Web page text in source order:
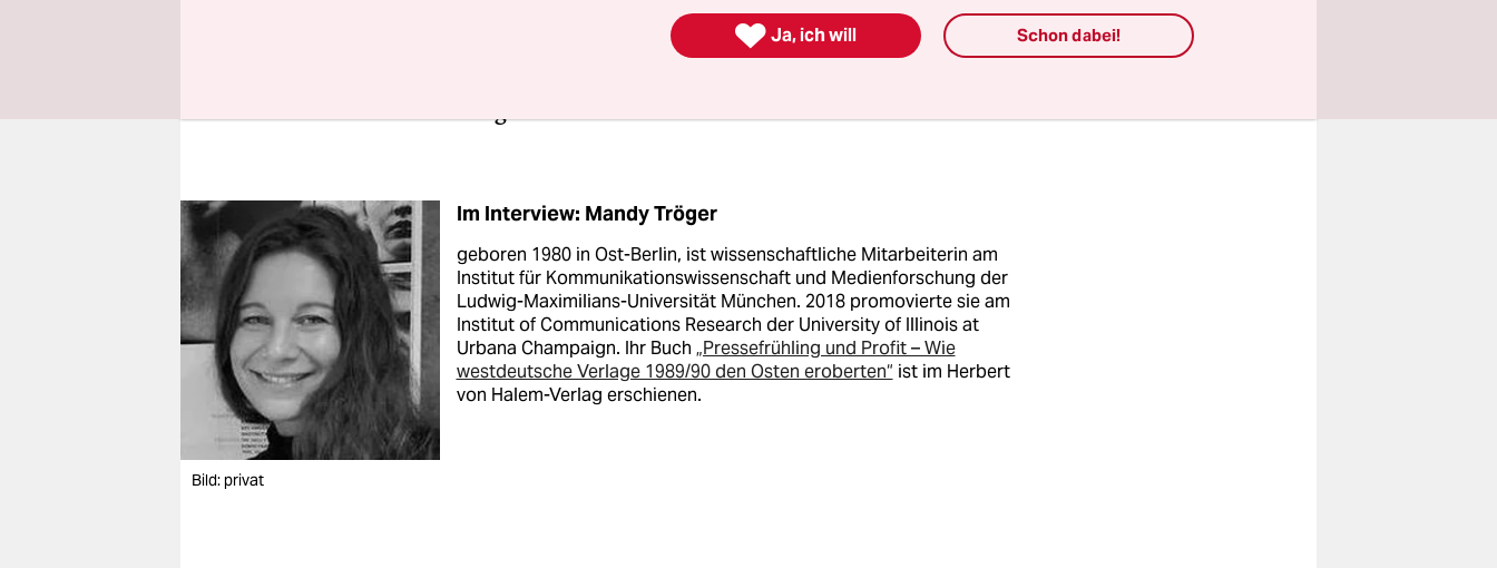
vorher kaum herankam. Parallel zu diesen Reforminitiativen im Osten
haben früh die westdeutsche Politik und vor allem die westdeutsche
Bild: privat
Im Interview: Mandy Tröger
geboren 1980 in Ost-Berlin, ist wissenschaftliche Mitarbeiterin am
Institut für Kommunikationswissenschaft und Medienforschung der
Ludwig-Maximilians-Universität München. 2018 promovierte sie am
Institut of Communications Research der University of Illinois at
Urbana Champaign. Ihr Buch „Pressefrühling und Profit – Wie
westdeutsche Verlage 1989/90 den Osten eroberten“ ist im Herbert
von Halem-Verlag erschienen.
 Ja, ich will Schon dabei!